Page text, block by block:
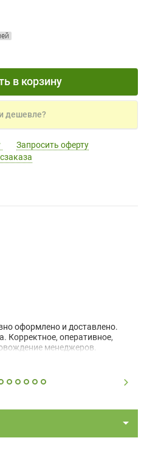
в корзину
дешевле?
Запросить оферту
оформлено и доставлено.
Корректное, оперативное,
менеджеров.